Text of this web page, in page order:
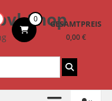
Shop
0 GESAMTPREIS
0,00 €